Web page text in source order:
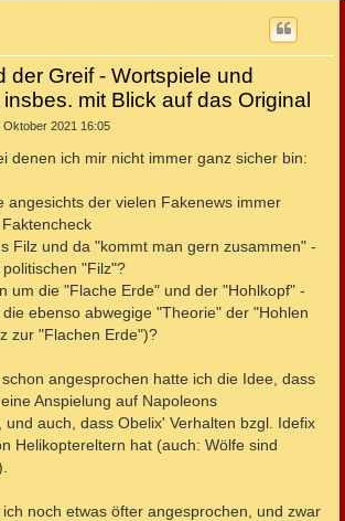
der Greif - Wortspiele und
mit Blick auf das Original
2021 16:05
denen ich mir nicht immer ganz sicher bin:
angesichts der vielen Fakenews immer
Filz und da "kommt man gern zusammen" -
"Filz"?
um die "Flache Erde" und der "Hohlkopf" -
ebenso abwegige "Theorie" der "Hohlen
zur "Flachen Erde")?
angesprochen hatte ich die Idee, dass
Anspielung auf Napoleons
und auch, dass Obelix' Verhalten bzgl. Idefix
Helikoptereltern hat (auch: Wölfe sind
noch etwas öfter angesprochen, und zwar